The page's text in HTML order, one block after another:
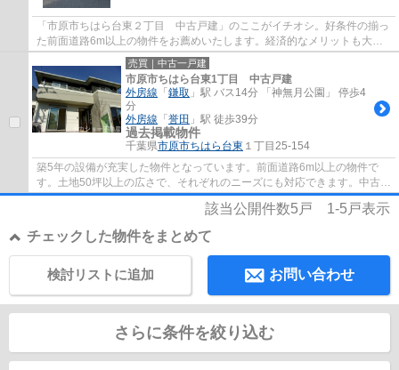
「市原市ちはら台東２丁目 中古戸建」のここがイチオシ。好条件の揃っ
た前面道路6m以上の物件をお薦めいたします。経済的なメリットも大き
い、中古の戸建て物件となっております。市...
売買｜中古一戸建
市原市ちはら台東1丁目 中古戸建
外房線 「 鎌取 」駅 バス14分 「神無月公園」 停歩4
分
外房線 「 誉田 」駅 徒歩39分
過去掲載物件
千葉県市原市ちはら台東 １丁目25-154
築5年の設備が充実した物件となっています。前面道路6m以上の物件で
す。土地50坪以上の広さで、それぞれのニーズにも対応できます。中古戸
建てながら、室内はとてもきれいです。市原市...
該当公開件数5 戸 1-5 戸表示
チェックした物件をまとめて
お問い合わせ
検討リストに追加
さらに条件を絞り込む